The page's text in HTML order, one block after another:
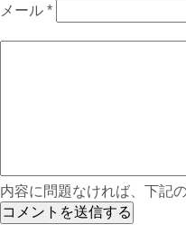
メール *
内容に問題なければ、下記